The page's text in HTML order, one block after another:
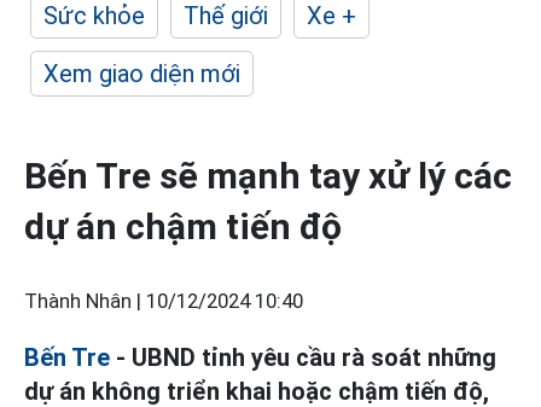
Sức khỏe
Thế giới
Xe +
Xem giao diện mới
Bến Tre sẽ mạnh tay xử lý các
dự án chậm tiến độ
Thành Nhân | 10/12/2024 10:40
Bến Tre - UBND tỉnh yêu cầu rà soát những
dự án không triển khai hoặc chậm tiến độ,